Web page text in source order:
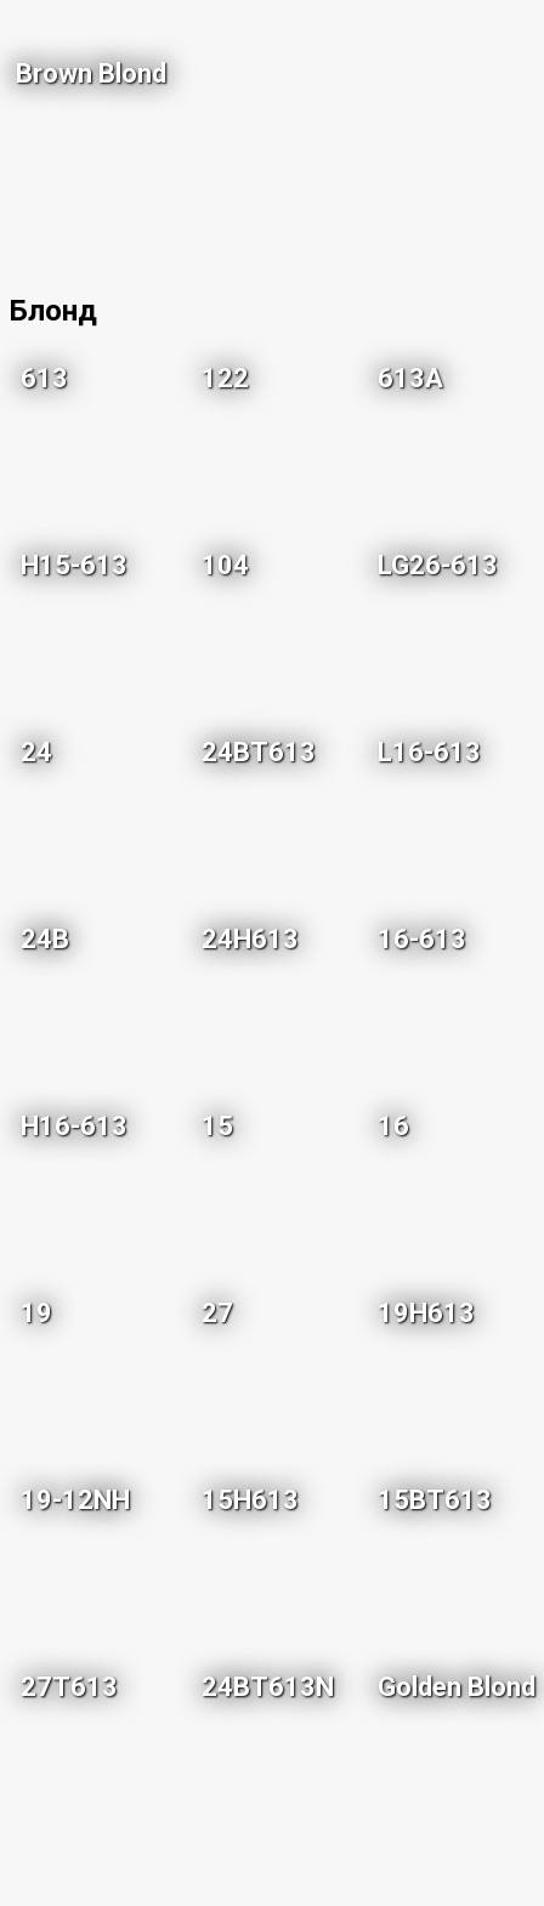
Brown Blond
Блонд
613 122 613A
H15-613 104 LG26-613
24 24BT613 L16-613
24B 24H613 16-613
H16-613 15 16
19 27 19H613
19-12NH 15H613 15BT613
27T613 24BT613N Golden Blond